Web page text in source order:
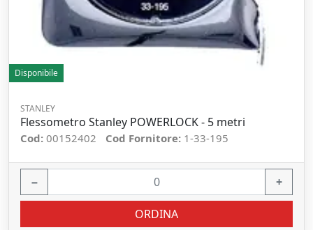
Disponibile
STANLEY
Flessometro Stanley POWERLOCK - 5 metri
Cod: 00152402 Cod Fornitore: 1-33-195
− +
ORDINA